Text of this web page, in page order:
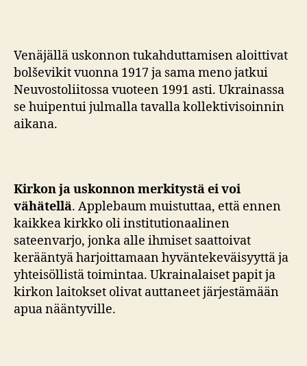
Venäjällä uskonnon tukahduttamisen aloittivat
bolševikit vuonna 1917 ja sama meno jatkui
Neuvostoliitossa vuoteen 1991 asti. Ukrainassa
se huipentui julmalla tavalla kollektivisoinnin
aikana.
Kirkon ja uskonnon merkitystä ei voi
vähätellä. Applebaum muistuttaa, että ennen
kaikkea kirkko oli institutionaalinen
sateenvarjo, jonka alle ihmiset saattoivat
kerääntyä harjoittamaan hyväntekeväisyyttä ja
yhteisöllistä toimintaa. Ukrainalaiset papit ja
kirkon laitokset olivat auttaneet järjestämään
apua nääntyville.